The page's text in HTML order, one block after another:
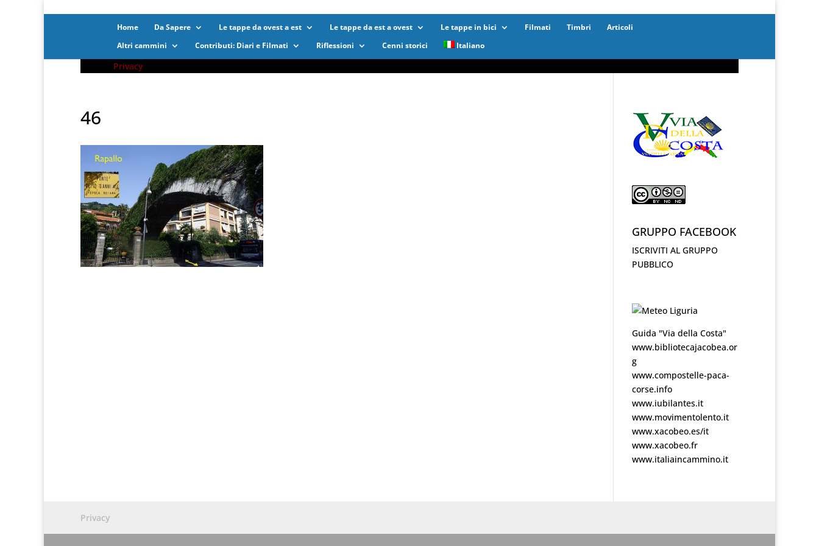
Privacy
Home Da Sapere Le tappe da ovest a est Le tappe da est a ovest Le tappe in bici Filmati Timbri
Articoli
Altri cammini
Contributi: Diari e Filmati Riflessioni Cenni storici Italiano
46
GRUPPO FACEBOOK
ISCRIVITI AL GRUPPO
PUBBLICO
Guida "Via della Costa"
www.bibliotecajacobea.or
g
www.compostelle-paca-
corse.info
www.iubilantes.it
www.movimentolento.it
www.xacobeo.es/it
www.xacobeo.fr
www.italiaincammino.it
Privacy